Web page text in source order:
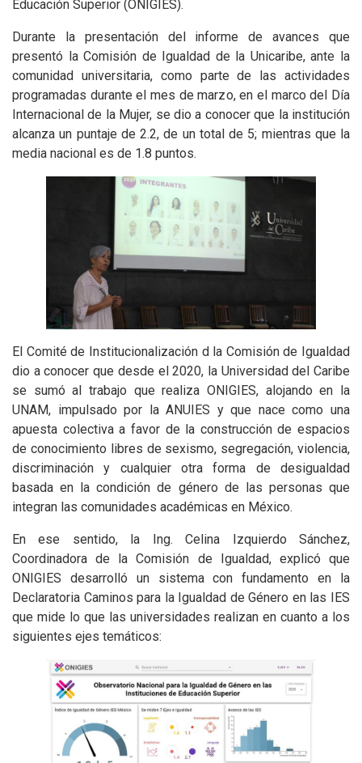
Educación Superior (ONIGIES).
Durante la presentación del informe de avances que
presentó la Comisión de Igualdad de la Unicaribe, ante la
comunidad universitaria, como parte de las actividades
programadas durante el mes de marzo, en el marco del Día
Internacional de la Mujer, se dio a conocer que la institución
alcanza un puntaje de 2.2, de un total de 5; mientras que la
media nacional es de 1.8 puntos.
El Comité de Institucionalización d la Comisión de Igualdad
dio a conocer que desde el 2020, la Universidad del Caribe
se sumó al trabajo que realiza ONIGIES, alojando en la
UNAM, impulsado por la ANUIES y que nace como una
apuesta colectiva a favor de la construcción de espacios
de conocimiento libres de sexismo, segregación, violencia,
discriminación y cualquier otra forma de desigualdad
basada en la condición de género de las personas que
integran las comunidades académicas en México.
En ese sentido, la Ing. Celina Izquierdo Sánchez,
Coordinadora de la Comisión de Igualdad, explicó que
ONIGIES desarrolló un sistema con fundamento en la
Declaratoria Caminos para la Igualdad de Género en las IES
que mide lo que las universidades realizan en cuanto a los
siguientes ejes temáticos: